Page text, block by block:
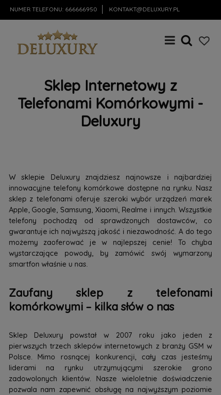
NUMER TELEFONU: 666666950 KONTAKT@DELUXURY.PL
Sklep Internetowy z
Telefonami Komórkowymi -
Deluxury
W sklepie Deluxury znajdziesz najnowsze i najbardziej
innowacyjne telefony komórkowe dostępne na rynku. Nasz
sklep z telefonami oferuje szeroki wybór urządzeń marek
Apple, Google, Samsung, Xiaomi, Realme i innych. Wszystkie
telefony pochodzą od sprawdzonych dostawców, co
gwarantuje ich najwyższą jakość i niezawodność. A do tego
możemy zaoferować je w najlepszej cenie! To chyba
wystarczające powody, by zamówić swój wymarzony
smartfon właśnie u nas.
Zaufany sklep z telefonami
komórkowymi – kilka słów o nas
Sklep Deluxury powstał w 2007 roku jako jeden z
pierwszych trzech sklepów internetowych z branży GSM w
Polsce. Mimo rosnącej konkurencji, cały czas jesteśmy
liderami na rynku utrzymującymi szerokie grono
zadowolonych klientów. Nasze wieloletnie doświadczenie
pozwala nam zapewnić obsługę na najwyższym poziomie